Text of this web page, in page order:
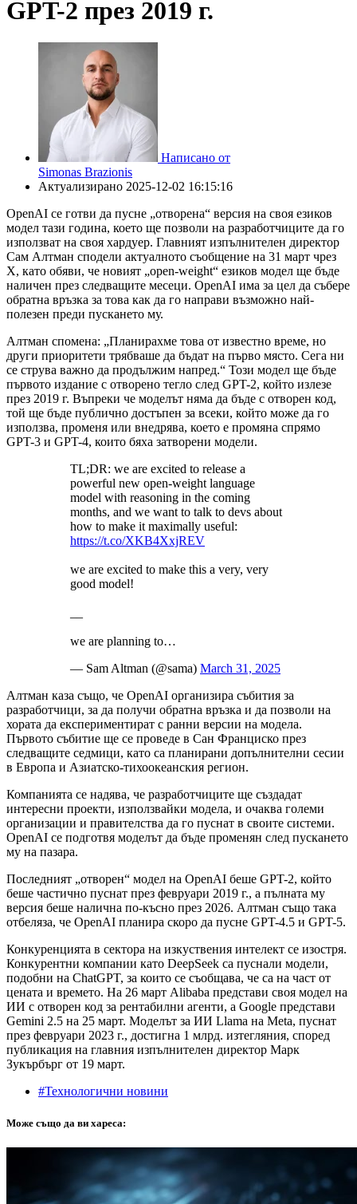
GPT-2 през 2019 г.
Написано от
Simonas Brazionis
Актуализирано 2025-12-02 16:15:16
OpenAI се готви да пусне „отворена“ версия на своя езиков
модел тази година, което ще позволи на разработчиците да го
използват на своя хардуер. Главният изпълнителен директор
Сам Алтман сподели актуалното съобщение на 31 март чрез
X, като обяви, че новият „open-weight“ езиков модел ще бъде
наличен през следващите месеци. OpenAI има за цел да събере
обратна връзка за това как да го направи възможно най-
полезен преди пускането му.
Алтман спомена: „Планирахме това от известно време, но
други приоритети трябваше да бъдат на първо място. Сега ни
се струва важно да продължим напред.“ Този модел ще бъде
първото издание с отворено тегло след GPT-2, който излезе
през 2019 г. Въпреки че моделът няма да бъде с отворен код,
той ще бъде публично достъпен за всеки, който може да го
използва, променя или внедрява, което е промяна спрямо
GPT-3 и GPT-4, които бяха затворени модели.
TL;DR: we are excited to release a
powerful new open-weight language
model with reasoning in the coming
months, and we want to talk to devs about
how to make it maximally useful:
https://t.co/XKB4XxjREV
we are excited to make this a very, very
good model!
we are planning to…
— Sam Altman (@sama) March 31, 2025
Алтман каза също, че OpenAI организира събития за
разработчици, за да получи обратна връзка и да позволи на
хората да експериментират с ранни версии на модела.
Първото събитие ще се проведе в Сан Франциско през
следващите седмици, като са планирани допълнителни сесии
в Европа и Азиатско-тихоокеанския регион.
Компанията се надява, че разработчиците ще създадат
интересни проекти, използвайки модела, и очаква големи
организации и правителства да го пуснат в своите системи.
OpenAI се подготвя моделът да бъде променян след пускането
му на пазара.
Последният „отворен“ модел на OpenAI беше GPT-2, който
беше частично пуснат през февруари 2019 г., а пълната му
версия беше налична по-късно през 2026. Алтман също така
отбеляза, че OpenAI планира скоро да пусне GPT-4.5 и GPT-5.
Конкуренцията в сектора на изкуствения интелект се изостря.
Конкурентни компании като DeepSeek са пуснали модели,
подобни на ChatGPT, за които се съобщава, че са на част от
цената и времето. На 26 март Alibaba представи своя модел на
ИИ с отворен код за рентабилни агенти, а Google представи
Gemini 2.5 на 25 март. Моделът за ИИ Llama на Meta, пуснат
през февруари 2023 г., достигна 1 млрд. изтегляния, според
публикация на главния изпълнителен директор Марк
Зукърбърг от 19 март.
#Технологични новини
Може също да ви хареса: